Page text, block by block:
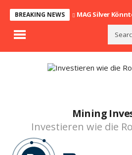
BREAKING NEWS MAG Silver
Mining
Investieren wie die